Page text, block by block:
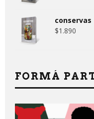
conservas
$1.890
FORMÁ